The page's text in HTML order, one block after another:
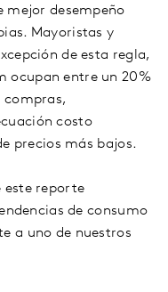
mejor desempeño
Mayoristas y
de esta regla,
ocupan entre un 20%
compras,
costo
precios más bajos.
este reporte
de consumo
a uno de nuestros